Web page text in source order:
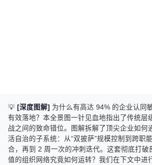
💡 [深度图解] 为什么有高达 94% 的企业认同
有效落地？本全景图一针见血地指出了传统层
战之间的致命错位。图解拆解了顶尖企业如何
活自治的子系统：从“双披萨”规模控制到跨职
合，再到 2 周一次的冲刺迭代。这套彻底打破
值的组织网络究竟如何运转？我们在下文中进